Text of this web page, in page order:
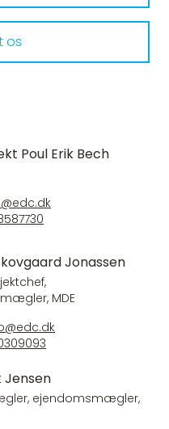
os
Poul Erik Bech
Jonassen
MDE
Jensen
ejendomsmægler,